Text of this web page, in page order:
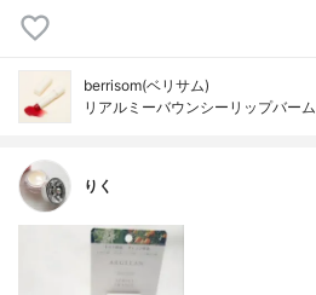
berrisom(ベリサム)
リアルミーバウンシーリップバーム
りく